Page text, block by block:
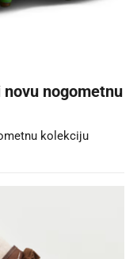
nogometnu
kolekciju